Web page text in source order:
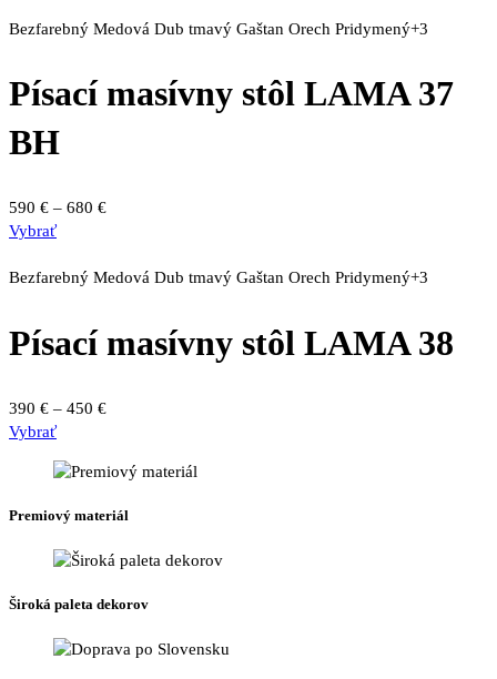
produktu.
through
má
Možnosti
stránke
produktu.
Bezfarebný Medová Dub tmavý Gaštan Orech Pridymený+3
Písací masívny stôl LAMA 37
BH
590 € – 680 €Price
through
VybraťTento
má
Možnosti
vybrať
na
stránke
Bezfarebný Medová Dub tmavý Gaštan Orech Pridymený+3
Písací masívny stôl LAMA 38
390 € – 450 €Price
through
VybraťTento
má
variantov.
Možnosti
si
vybrať
na
stránke
Premiový materiál
Široká paleta dekorov